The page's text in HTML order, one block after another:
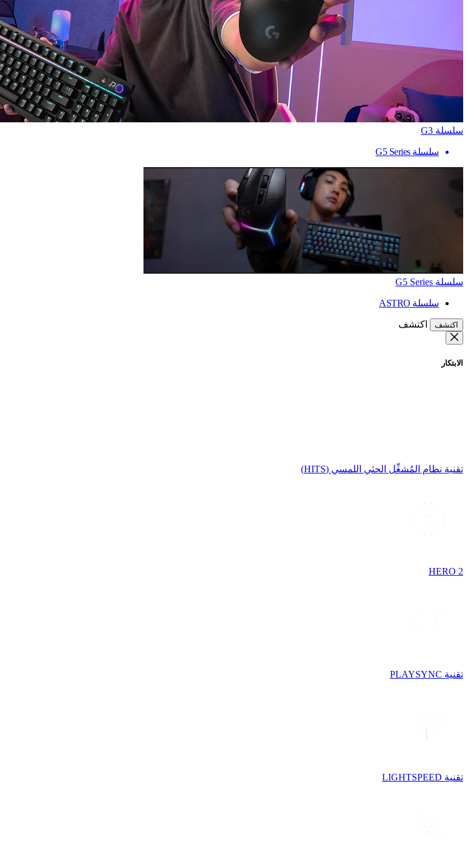
سلسلة G3
سلسلة G5 Series
سلسلة G5 Series
سلسلة ASTRO
اكتشف اكتشف
الابتكار
تقنية نظام المُشغِّل الحثي اللمسي (HITS)
HERO 2
تقنية PLAYSYNC
تقنية LIGHTSPEED